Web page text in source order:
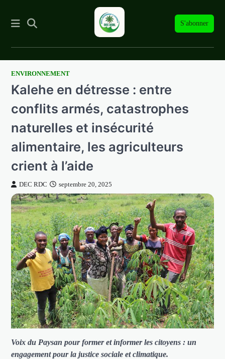
S'abonner
SkipENVIRONNEMENT
Kalehe en détresse : entre
conflits armés, catastrophes
naturelles et insécurité
alimentaire, les agriculteurs
crient à l’aide
DEC RDC septembre 20, 2025
Voix du Paysan pour former et informer les citoyens : un
engagement pour la justice sociale et climatique.